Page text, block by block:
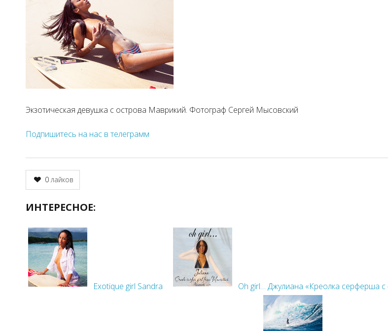
Экзотическая девушка с острова Маврикий. Фотограф Сергей Мысовский
Подпишитесь на нас в телеграмм
0лайков
ИНТЕРЕСНОЕ:
Exotique girl Sandra Oh girl… Джулиана «Креолка серферша